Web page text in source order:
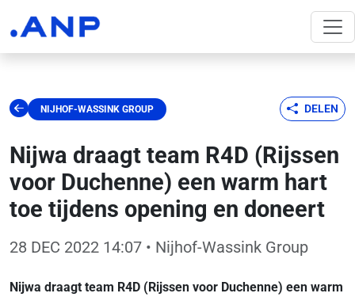
NIJHOF-WASSINK GROUP DELEN
Nijwa draagt team R4D (Rijssen
voor Duchenne) een warm hart
toe tijdens opening en doneert
28 DEC 2022 14:07 • Nijhof-Wassink Group
Nijwa draagt team R4D (Rijssen voor Duchenne) een warm